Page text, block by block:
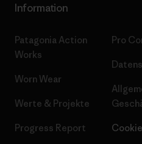
Information
Patagonia Action
Works
Worn Wear
Werte & Projekte
Progress Report
Pro